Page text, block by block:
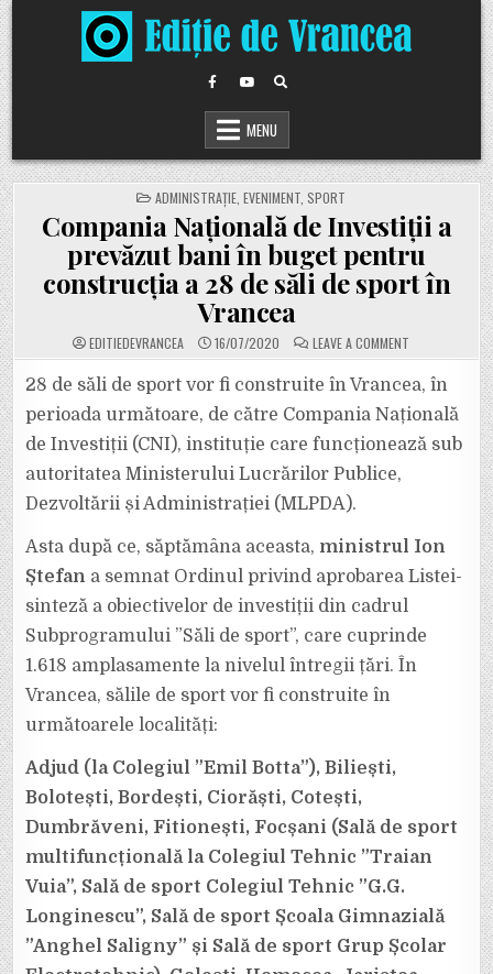
Skip
to
content
MENU
POSTED
IN
ADMINISTRAȚIE EVENIMENT SPORT
Compania Națională de Investiții a
prevăzut bani în buget pentru
construcția a 28 de săli de sport în
Vrancea
EDITIEDEVRANCEA 16/07/2020 LEAVE A COMMENT
COMPANIA
DE
INVESTIȚII
A
PREVĂZUT
BANI
ÎN
CONSTRUCȚIA
SĂLI
DE
SPORT
ÎN
28 de săli de sport vor fi construite în Vrancea, în
perioada următoare, de către Compania Națională
de Investiții (CNI), instituție care funcționează sub
autoritatea Ministerului Lucrărilor Publice,
Dezvoltării și Administrației (MLPDA).
Asta după ce, săptămâna aceasta, ministrul Ion
Ștefan a semnat Ordinul privind aprobarea Listei-
sinteză a obiectivelor de investiții din cadrul
Subprogramului ”Săli de sport”, care cuprinde
1.618 amplasamente la nivelul întregii țări. În
Vrancea, sălile de sport vor fi construite în
următoarele localități:
Adjud (la Colegiul ”Emil Botta”), Biliești,
Bolotești, Bordești, Ciorăști, Cotești,
Dumbrăveni, Fitionești, Focșani (Sală de sport
multifuncțională la Colegiul Tehnic ”Traian
Vuia”, Sală de sport Colegiul Tehnic ”G.G.
Longinescu”, Sală de sport Școala Gimnazială
”Anghel Saligny” și Sală de sport Grup Școlar